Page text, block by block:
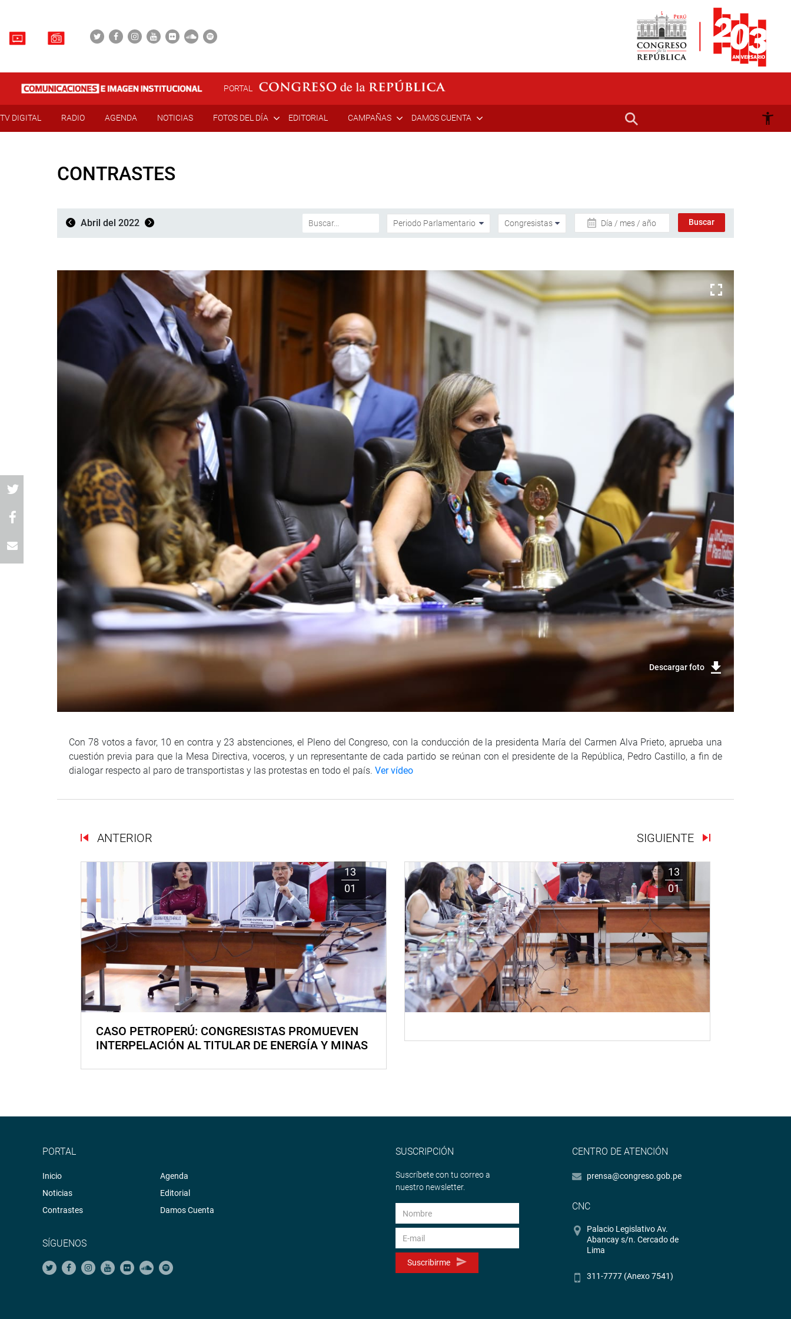
PORTAL
TV DIGITAL RADIO AGENDA NOTICIAS FOTOS DEL DÍA EDITORIAL CAMPAÑAS DAMOS CUENTA
CONTRASTES
Abril del 2022 Día / mes / año
Descargar foto
Con 78 votos a favor, 10 en contra y 23 abstenciones, el Pleno del Congreso, con la conducción de la presidenta María del Carmen Alva Prieto, aprueba una
cuestión previa para que la Mesa Directiva, voceros, y un representante de cada partido se reúnan con el presidente de la República, Pedro Castillo, a fin de
dialogar respecto al paro de transportistas y las protestas en todo el país. Ver vídeo
ANTERIOR SIGUIENTE
13
01
CASO PETROPERÚ: CONGRESISTAS PROMUEVEN
INTERPELACIÓN AL TITULAR DE ENERGÍA Y MINAS
13
01
PORTAL
Inicio
Noticias
Contrastes
Agenda
Editorial
Damos Cuenta
SÍGUENOS
SUSCRIPCIÓN
Suscríbete con tu correo a
nuestro newsletter.
Suscribirme
CENTRO DE ATENCIÓN
prensa@congreso.gob.pe
CNC
Palacio Legislativo Av.
Abancay s/n. Cercado de
Lima
311-7777 (Anexo 7541)